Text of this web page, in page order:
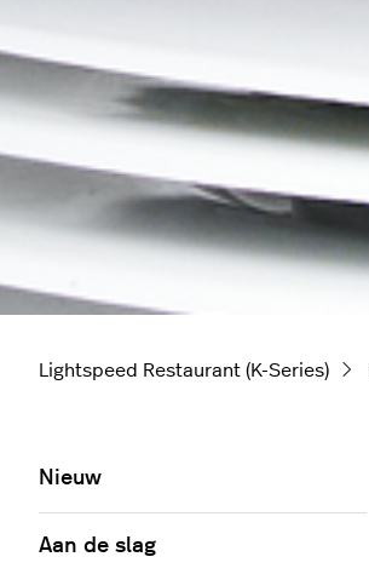
Lightspeed Restaurant (K-Series)
Nieuw
Aan de slag